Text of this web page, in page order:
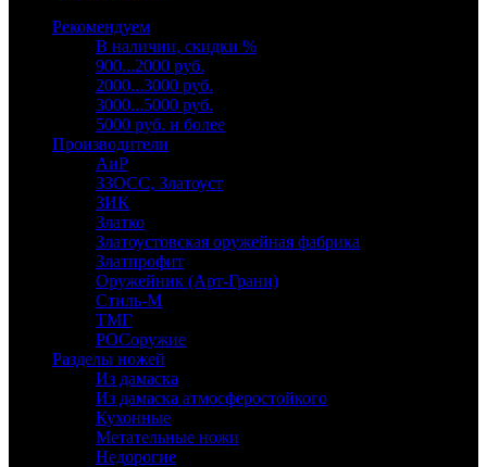
Рекомендуем
В наличии, скидки %
900...2000 руб.
2000...3000 руб.
3000...5000 руб.
5000 руб. и более
Производители
АиР
ЗЗОСС, Златоуст
ЗИК
Златко
Златоустовская оружейная фабрика
Златпрофит
Оружейник (Арт-Грани)
Стиль-М
ТМГ
РОСоружие
Разделы ножей
Из дамаска
Из дамаска атмосферостойкого
Кухонные
Метательные ножи
Недорогие